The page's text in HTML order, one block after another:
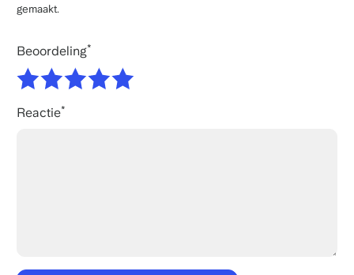
gemaakt.
Beoordeling
Reactie